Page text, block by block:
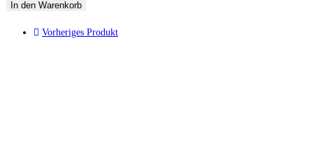
In den Warenkorb
Vorheriges Produkt